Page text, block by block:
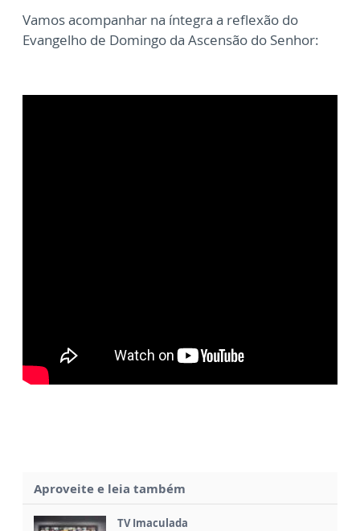
Vamos acompanhar na íntegra a reflexão do
Evangelho de Domingo da Ascensão do Senhor:
Aproveite e leia também
TV Imaculada